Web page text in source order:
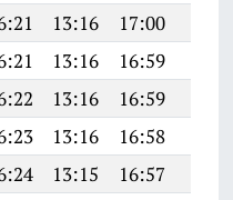
13:16 17:00
13:16 16:59
13:16 16:59
13:16 16:58
13:15 16:57